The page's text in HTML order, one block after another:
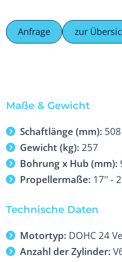
Anfrage zur
Maße & Gewicht
Schaftlänge (mm): 508
Gewicht (kg): 257
Bohrung x Hub (mm):
Propellermaße: 17'' -
Technische Daten
Motortyp: DOHC 24
Anzahl der Zylinder: